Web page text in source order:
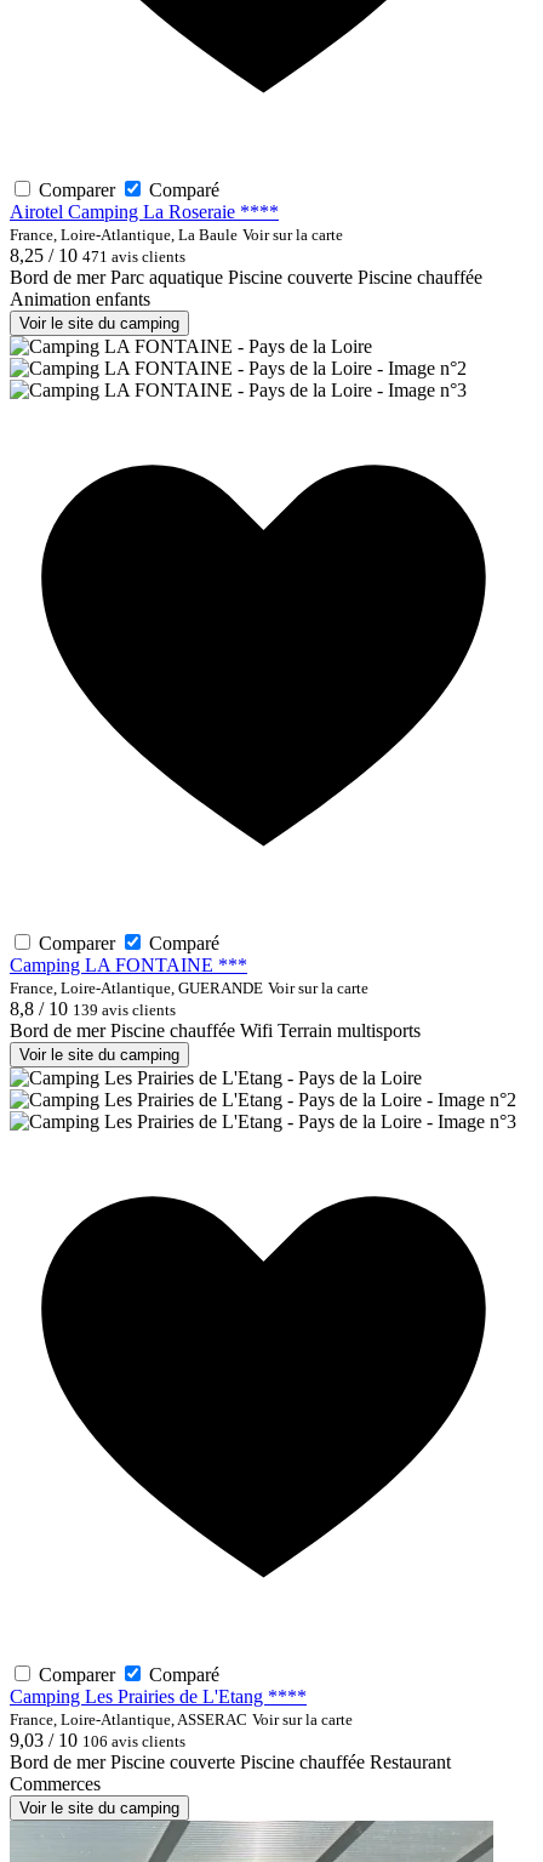
Comparer
Comparé
Airotel Camping La Roseraie ****
France, Loire-Atlantique, La Baule Voir sur la carte
8,25 / 10 471 avis clients
Bord de mer Parc aquatique Piscine couverte Piscine chauffée
Animation enfants
Voir le site du camping
Comparer
Comparé
Camping LA FONTAINE ***
France, Loire-Atlantique, GUERANDE Voir sur la carte
8,8 / 10 139 avis clients
Bord de mer Piscine chauffée Wifi Terrain multisports
Voir le site du camping
Comparer
Comparé
Camping Les Prairies de L'Etang ****
France, Loire-Atlantique, ASSERAC Voir sur la carte
9,03 / 10 106 avis clients
Bord de mer Piscine couverte Piscine chauffée Restaurant
Commerces
Voir le site du camping